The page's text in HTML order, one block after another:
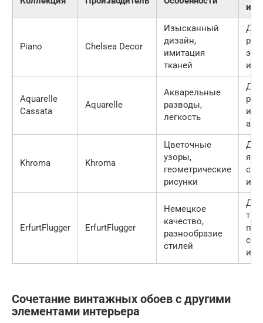
Piano Chelsea Decor
Изысканный
дизайн,
имитация
тканей
Aquarelle
Cassata
Aquarelle
Акварельные
разводы,
легкость
и
Khroma Khroma
Цветочные
узоры,
геометрические
рисунки
ErfurtFlugger ErfurtFlugger
Немецкое
качество,
разнообразие
стилей
Сочетание винтажных обоев с другими
элементами интерьера